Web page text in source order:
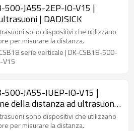
500-JA55-2EP-IO-V15 |
| DADISICK
sono dispositivi che utilizzano
per misurare la distanza.
serie verticale | DK-CSB18-500-
V15
500-JA55-IUEP-IO-V15 |
della distanza ad ultrasuoni |
sono dispositivi che utilizzano
per misurare la distanza.